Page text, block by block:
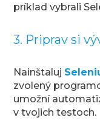
príklad vybrali
3. Priprav si
Nainštaluj
zvolený
umožní
v tvojich testoch.